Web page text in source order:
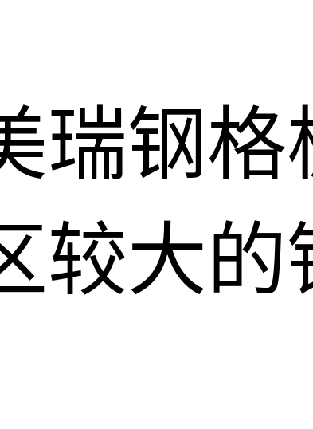
瑞钢格
较大的